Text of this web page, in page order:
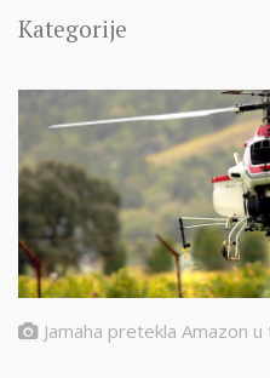
Kategorije
Jamaha pretekla Amazon